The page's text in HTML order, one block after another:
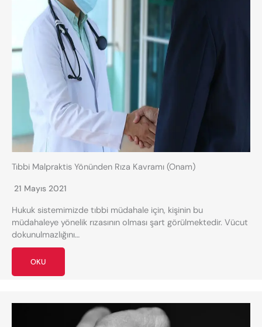
Tıbbi Malpraktis Yönünden Rıza Kavramı (Onam)
21 Mayıs 2021
Hukuk sistemimizde tıbbi müdahale için, kişinin bu
müdahaleye yönelik rızasının olması şart görülmektedir. Vücut
dokunulmazlığını…
OKU